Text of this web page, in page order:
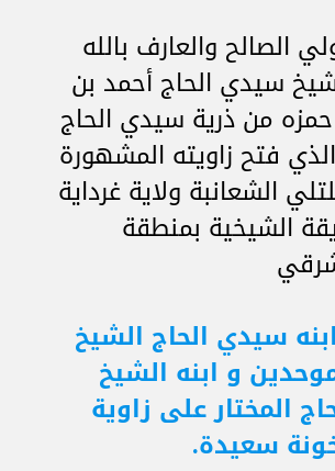
الصالح والعارف بالله
سيدي الحاج أحمد بن
من ذرية سيدي الحاج
فتح زاويته المشهورة
الشعانبة ولاية غرداية
الشيخية بمنطقة
سيدي الحاج الشيخ
و ابنه الشيخ
المختار على زاوية
سعيدة.